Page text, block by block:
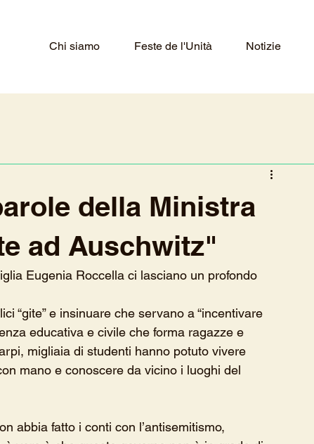
Chi siamo Feste de l'Unità Notizie
della Ministra
ad Auschwitz"
Eugenia Roccella ci lasciano un profondo
“gite” e insinuare che servano a “incentivare
educativa e civile che forma ragazze e
migliaia di studenti hanno potuto vivere
mano e conoscere da vicino i luoghi del
abbia fatto i conti con l’antisemitismo,